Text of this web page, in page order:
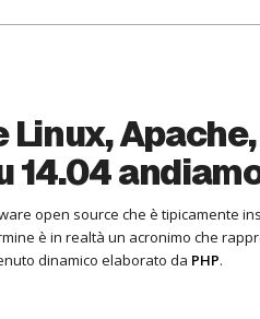
Apache,
14.04
open source che è tipicamente
è in realtà un acronimo che
dinamico elaborato da PHP.